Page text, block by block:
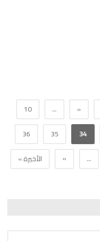
«
...
10
34
35
36
...
» الأخيرة »